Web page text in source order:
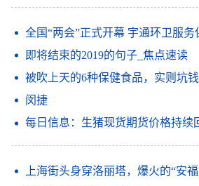
全国“两会”正式开幕 宇通环卫服务保障
即将结束的2019的句子_焦点速读
被吹上天的6种保健食品，实则坑钱又伤身，劝
闵捷
每日信息：生猪现货期货价格持续回暖，业内人士：
上海街头身穿洛丽塔，爆火的“安福路小公